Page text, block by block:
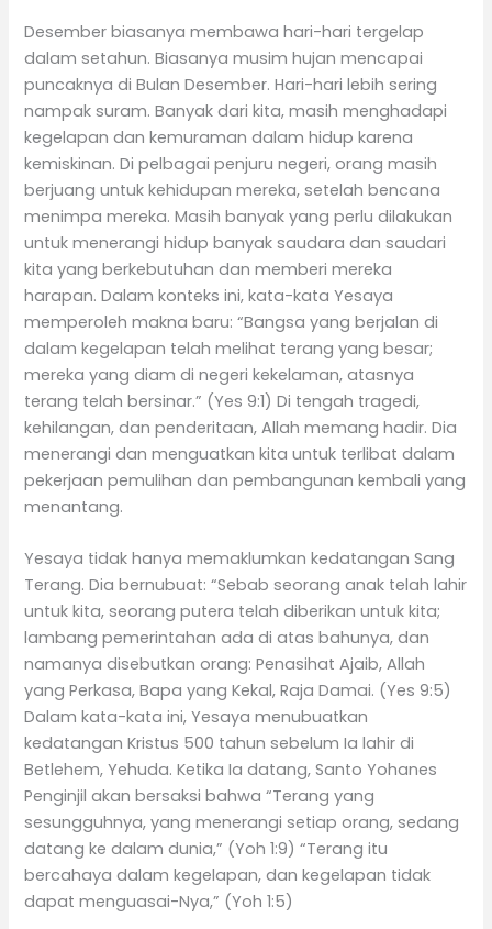
Desember biasanya membawa hari-hari tergelap
dalam setahun. Biasanya musim hujan mencapai
puncaknya di Bulan Desember. Hari-hari lebih sering
nampak suram. Banyak dari kita, masih menghadapi
kegelapan dan kemuraman dalam hidup karena
kemiskinan. Di pelbagai penjuru negeri, orang masih
berjuang untuk kehidupan mereka, setelah bencana
menimpa mereka. Masih banyak yang perlu dilakukan
untuk menerangi hidup banyak saudara dan saudari
kita yang berkebutuhan dan memberi mereka
harapan. Dalam konteks ini, kata-kata Yesaya
memperoleh makna baru: “Bangsa yang berjalan di
dalam kegelapan telah melihat terang yang besar;
mereka yang diam di negeri kekelaman, atasnya
terang telah bersinar.” (Yes 9:1) Di tengah tragedi,
kehilangan, dan penderitaan, Allah memang hadir. Dia
menerangi dan menguatkan kita untuk terlibat dalam
pekerjaan pemulihan dan pembangunan kembali yang
menantang.
Yesaya tidak hanya memaklumkan kedatangan Sang
Terang. Dia bernubuat: “Sebab seorang anak telah lahir
untuk kita, seorang putera telah diberikan untuk kita;
lambang pemerintahan ada di atas bahunya, dan
namanya disebutkan orang: Penasihat Ajaib, Allah
yang Perkasa, Bapa yang Kekal, Raja Damai. (Yes 9:5)
Dalam kata-kata ini, Yesaya menubuatkan
kedatangan Kristus 500 tahun sebelum Ia lahir di
Betlehem, Yehuda. Ketika Ia datang, Santo Yohanes
Penginjil akan bersaksi bahwa “Terang yang
sesungguhnya, yang menerangi setiap orang, sedang
datang ke dalam dunia,” (Yoh 1:9) “Terang itu
bercahaya dalam kegelapan, dan kegelapan tidak
dapat menguasai-Nya,” (Yoh 1:5)